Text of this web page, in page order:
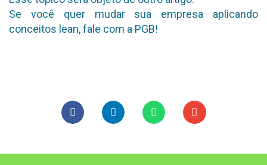
Se você quer mudar sua empresa aplicando
conceitos lean, fale com a PGB!